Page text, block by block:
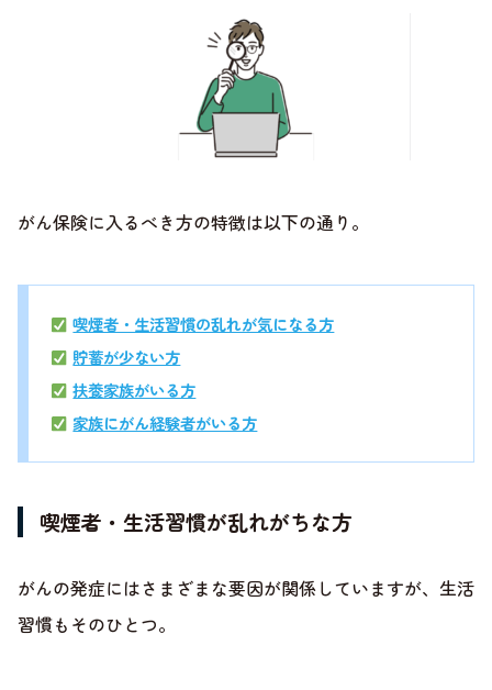
がん保険に入るべき方の特徴は以下の通り。
喫煙者・生活習慣の乱れが気になる方
貯蓄が少ない方
扶養家族がいる方
家族にがん経験者がいる方
喫煙者・生活習慣が乱れがちな方
がんの発症にはさまざまな要因が関係していますが、生活
習慣もそのひとつ。